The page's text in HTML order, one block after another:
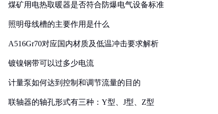
煤矿用电热取暖器是否符合防爆电气设备标准
照明母线槽的主要作用是什么
A516Gr70对应国内材质及低温冲击要求解析
镀镍钢带可以过多少电流
计量泵如何达到控制和调节流量的目的
联轴器的轴孔形式有三种：Y型、J型、Z型